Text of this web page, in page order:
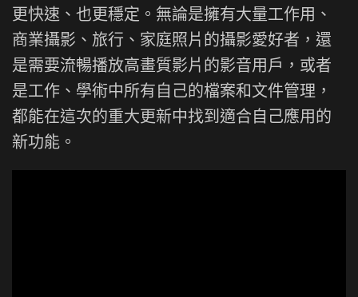
更快速、也更穩定。無論是擁有大量工作用、
商業攝影、旅行、家庭照片的攝影愛好者，還
是需要流暢播放高畫質影片的影音用戶，或者
是工作、學術中所有自己的檔案和文件管理，
都能在這次的重大更新中找到適合自己應用的
新功能。